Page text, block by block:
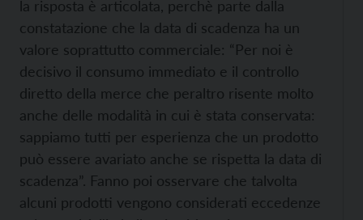
la risposta è articolata, perchè parte dalla
constatazione che la data di scadenza ha un
valore soprattutto commerciale: “Per noi è
decisivo il consumo immediato e il controllo
diretto della merce che peraltro risente molto
anche delle modalità in cui è stata conservata:
sappiamo tutti per esperienza che un prodotto
può essere avariato anche se rispetta la data di
scadenza”. Fanno poi osservare che talvolta
alcuni prodotti vengono considerati eccedenze